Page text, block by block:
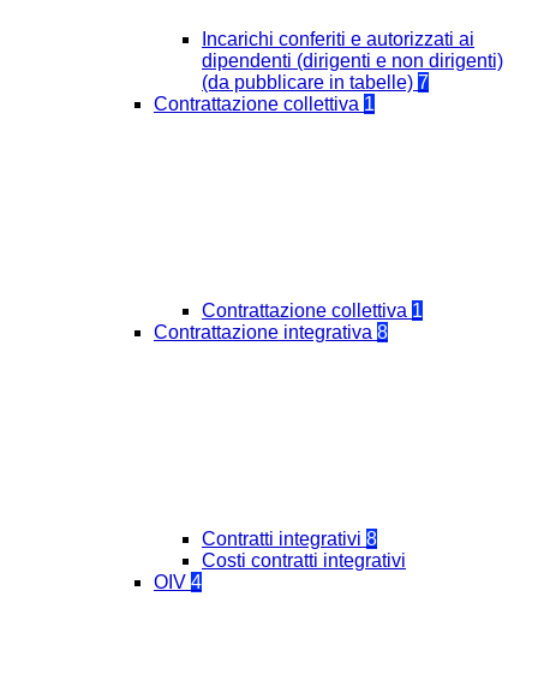
Incarichi conferiti e autorizzati ai
dipendenti (dirigenti e non dirigenti)
(da pubblicare in tabelle) 7
Contrattazione collettiva 1
Contrattazione collettiva 1
Contrattazione integrativa 8
Contratti integrativi 8
Costi contratti integrativi
OIV 4